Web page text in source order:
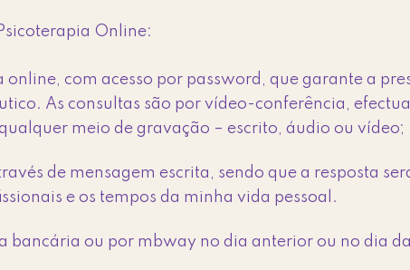
Online:
online, com acesso por password, que garante a
As consultas são por vídeo-conferência,
meio de gravação – escrito, áudio ou vídeo;
de mensagem escrita, sendo que a resposta
e os tempos da minha vida pessoal.
bancária ou por mbway no dia anterior ou no dia da